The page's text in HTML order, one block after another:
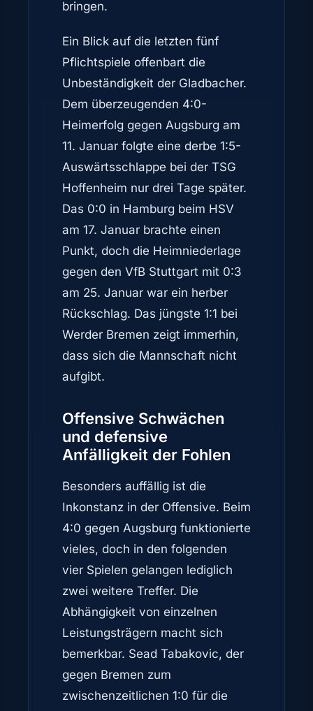
bringen.
Ein Blick auf die letzten fünf
Pflichtspiele offenbart die
Unbeständigkeit der Gladbacher.
Dem überzeugenden 4:0-
Heimerfolg gegen Augsburg am
11. Januar folgte eine derbe 1:5-
Auswärtsschlappe bei der TSG
Hoffenheim nur drei Tage später.
Das 0:0 in Hamburg beim HSV
am 17. Januar brachte einen
Punkt, doch die Heimniederlage
gegen den VfB Stuttgart mit 0:3
am 25. Januar war ein herber
Rückschlag. Das jüngste 1:1 bei
Werder Bremen zeigt immerhin,
dass sich die Mannschaft nicht
aufgibt.
Offensive Schwächen
und defensive
Anfälligkeit der Fohlen
Besonders auffällig ist die
Inkonstanz in der Offensive. Beim
4:0 gegen Augsburg funktionierte
vieles, doch in den folgenden
vier Spielen gelangen lediglich
zwei weitere Treffer. Die
Abhängigkeit von einzelnen
Leistungsträgern macht sich
bemerkbar. Sead Tabakovic, der
gegen Bremen zum
zwischenzeitlichen 1:0 für die